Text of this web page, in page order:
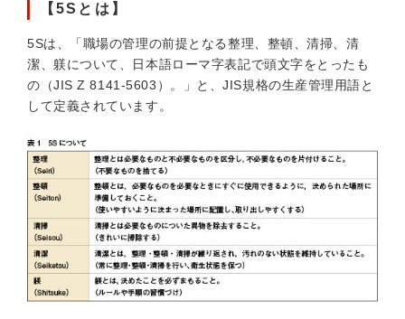
【5Sとは】
5Sは、「職場の管理の前提となる整理、整頓、清掃、清
潔、躾について、日本語ローマ字表記で頭文字をとったも
の（JIS Z 8141-5603）。」と、JIS規格の生産管理用語と
して定義されています。